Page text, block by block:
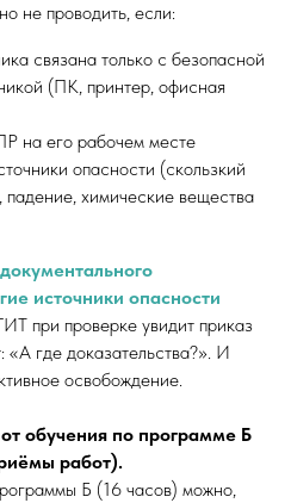
не проводить, если:
связана только с безопасной
(ПК, принтер, офисная
на его рабочем месте
опасности (скользкий
падение, химические вещества
источники опасности
при проверке увидит приказ
где доказательства?». И
освобождение.
обучения по программе Б
работ).
Б (16 часов) можно,